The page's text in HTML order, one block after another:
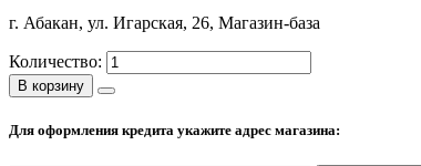
г. Абакан, ул. Игарская, 26, Магазин-база
Количество:
В корзину
Для оформления кредита укажите адрес магазина: